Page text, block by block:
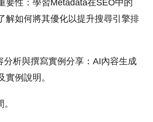
要性：學習Metadata在SEO中的
解如何將其優化以提升搜尋引擎排
分析與撰寫實例分享：AI內容生成
實例說明。